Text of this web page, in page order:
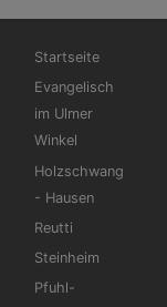
Hauptnavigation
Startseite
Evangelisch
im Ulmer
Winkel
Holzschwang
- Hausen
Reutti
Steinheim
Pfuhl-